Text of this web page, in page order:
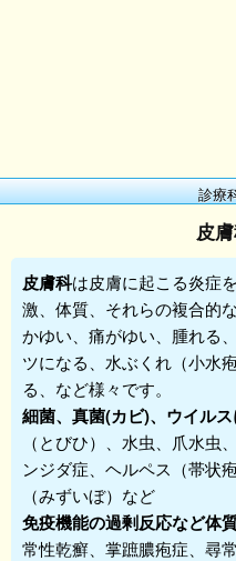
診療
皮
皮膚科は皮膚に起こる炎症
激、体質、それらの複合的
かゆい、痛がゆい、腫れる
ツになる、水ぶくれ（小水
る、など様々です。
細菌、真菌(カビ)、ウイル
（とびひ）、水虫、爪水虫
ンジダ症、ヘルペス（帯状
（みずいぼ）など
免疫機能の過剰反応など体
常性乾癬、掌蹠膿疱症、尋